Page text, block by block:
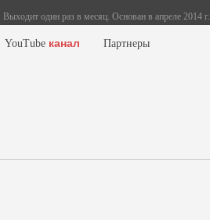
Выходит один раз в месяц. Основан в апреле 2014 г.
YouTube канал Партнеры